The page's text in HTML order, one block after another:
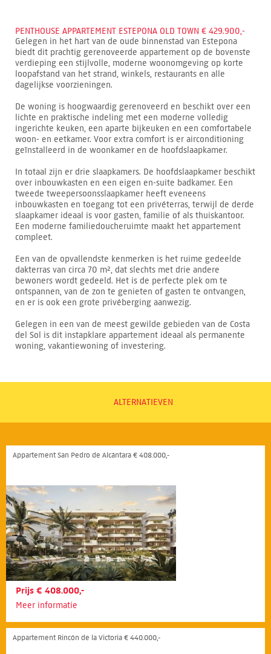
PENTHOUSE APPARTEMENT ESTEPONA OLD TOWN € 429.900,-
Gelegen in het hart van de oude binnenstad van Estepona
biedt dit prachtig gerenoveerde appartement op de bovenste
verdieping een stijlvolle, moderne woonomgeving op korte
loopafstand van het strand, winkels, restaurants en alle
dagelijkse voorzieningen.
De woning is hoogwaardig gerenoveerd en beschikt over een
lichte en praktische indeling met een moderne volledig
ingerichte keuken, een aparte bijkeuken en een comfortabele
woon- en eetkamer. Voor extra comfort is er airconditioning
geïnstalleerd in de woonkamer en de hoofdslaapkamer.
In totaal zijn er drie slaapkamers. De hoofdslaapkamer beschikt
over inbouwkasten en een eigen en-suite badkamer. Een
tweede tweepersoonsslaapkamer heeft eveneens
inbouwkasten en toegang tot een privéterras, terwijl de derde
slaapkamer ideaal is voor gasten, familie of als thuiskantoor.
Een moderne familiedoucheruimte maakt het appartement
compleet.
Een van de opvallendste kenmerken is het ruime gedeelde
dakterras van circa 70 m², dat slechts met drie andere
bewoners wordt gedeeld. Het is de perfecte plek om te
ontspannen, van de zon te genieten of gasten te ontvangen,
en er is ook een grote privéberging aanwezig.
Gelegen in een van de meest gewilde gebieden van de Costa
del Sol is dit instapklare appartement ideaal als permanente
woning, vakantiewoning of investering.
ALTERNATIEVEN
Appartement San Pedro de Alcántara € 408.000,-
Prijs € 408.000,-
Meer informatie
Appartement Rincón de la Victoria € 440.000,-